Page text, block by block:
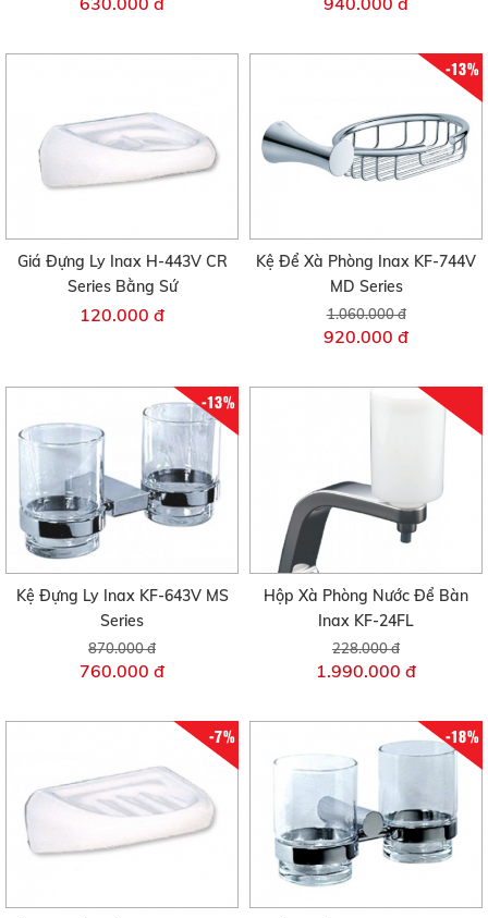
Giá Đựng Ly Inax H-443V CR
Series Bằng Sứ
120.000 đ
-13%
Kệ Để Xà Phòng Inax KF-744V
MD Series
1.060.000 đ
920.000 đ
-13%
Kệ Đựng Ly Inax KF-643V MS
Series
870.000 đ
760.000 đ
Hộp Xà Phòng Nước Để Bàn
Inax KF-24FL
228.000 đ
1.990.000 đ
-7% -18%